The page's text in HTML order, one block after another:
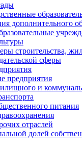
дополнительного
строительства,
сферы
предприятия
и
питания
отраслей
долей